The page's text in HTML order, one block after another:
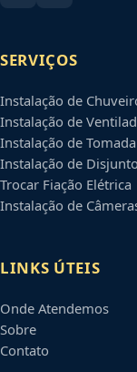
SERVIÇOS
Instalação de
Instalação de
Instalação de
Instalação de
Trocar Fiação Elétrica
Instalação de
LINKS ÚTEIS
Onde Atendemos
Sobre
Contato